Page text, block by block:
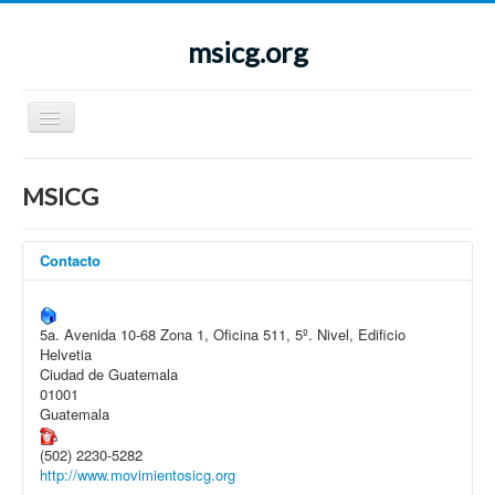
msicg.org
Cambiar
navegación
Sobre el MSICG
Historia
¿Por qué afiliarse al MSICG?
Informa
Galerías de imágenes
Arte y Cultura
Funcionarios públicos denunciados
Instrumentos Internacionales
Legislación Nacional
MSICG
Contacto
5a. Avenida 10-68 Zona 1, Oficina 511, 5º. Nivel, Edificio
Helvetia
Ciudad de Guatemala
01001
Guatemala
(502) 2230-5282
http://www.movimientosicg.org